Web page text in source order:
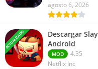
agosto 6, 2026
ACTUALIZADO
Descargar
Android
MOD
4.35
Netflix Inc